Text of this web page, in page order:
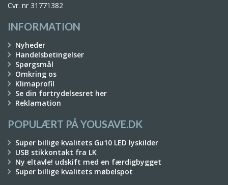
Cvr. nr 31771382
INFORMATION
Nyheder
Handelsbetingelser
Spørgsmål
Omkring os
Klimaprofil
Se din fortrydelsesret her
Reklamation
POPULÆRT PÅ YOUSAVE.DK
Super billige kvalitets Gu10 LED lyskilder
USB stikkontakt fra LK
Ny eltavle! udskift med en færdigbygget
Super billige kvalitets møbelspot